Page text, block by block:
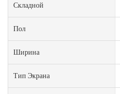
Складной
Пол
Ширина
Тип Экрана